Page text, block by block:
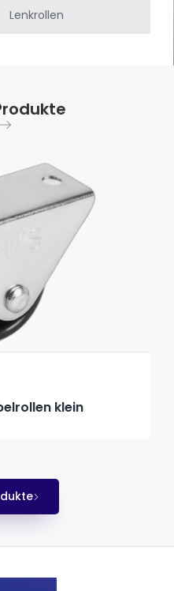
Lenkrollen
klein